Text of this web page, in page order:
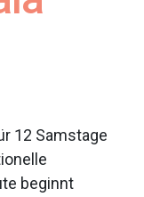
12 Samstage
beginnt